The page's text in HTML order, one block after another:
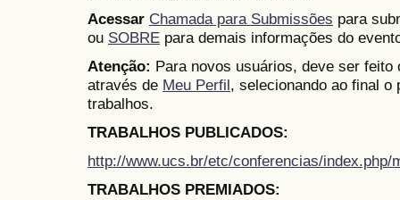
Acessar Chamada para Submissões para
ou SOBRE para demais informações do
Atenção: Para novos usuários, deve ser
através de Meu Perfil, selecionando ao final o
trabalhos.
TRABALHOS PUBLICADOS:
http://www.ucs.br/etc/conferencias/
TRABALHOS PREMIADOS: